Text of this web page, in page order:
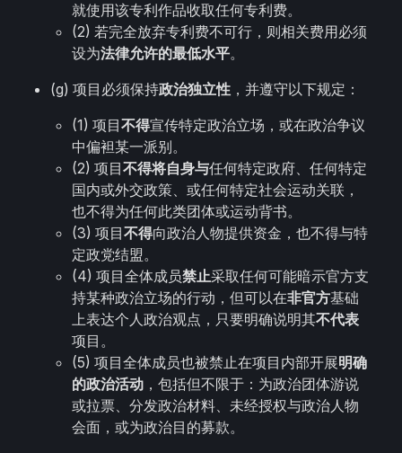
就使用该专利作品收取任何专利费。
(2) 若完全放弃专利费不可行，则相关费用必须
设为法律允许的最低水平。
(g) 项目必须保持政治独立性 ，并遵守以下规定：
(1) 项目不得宣传特定政治立场，或在政治争议
中偏袒某一派别。
(2) 项目不得将自身与任何特定政府、任何特定
国内或外交政策、或任何特定社会运动关联，
也不得为任何此类团体或运动背书。
(3) 项目不得向政治人物提供资金，也不得与特
定政党结盟。
(4) 项目全体成员禁止采取任何可能暗示官方支
持某种政治立场的行动，但可以在非官方基础
上表达个人政治观点，只要明确说明其不代表
项目。
(5) 项目全体成员也被禁止在项目内部开展明确
的政治活动 ，包括但不限于：为政治团体游说
或拉票、分发政治材料、未经授权与政治人物
会面，或为政治目的募款。